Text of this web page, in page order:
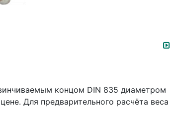
концом DIN 835 диаметром
Для предварительного расчёта веса